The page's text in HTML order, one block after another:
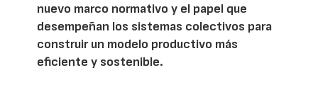
nuevo marco normativo y el papel que
desempeñan los sistemas colectivos para
construir un modelo productivo más
eficiente y sostenible.